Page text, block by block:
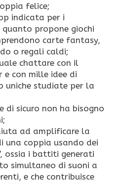
felice;
indicata per i
quanto propone giochi
carte fantasy,
o regali caldi;
chattare con il
con mille idee di
uniche studiate per la
di sicuro non ha bisogno
ad amplificare la
una coppia usando dei
ossia i battiti generati
simultaneo di suoni a
e che contribuisce